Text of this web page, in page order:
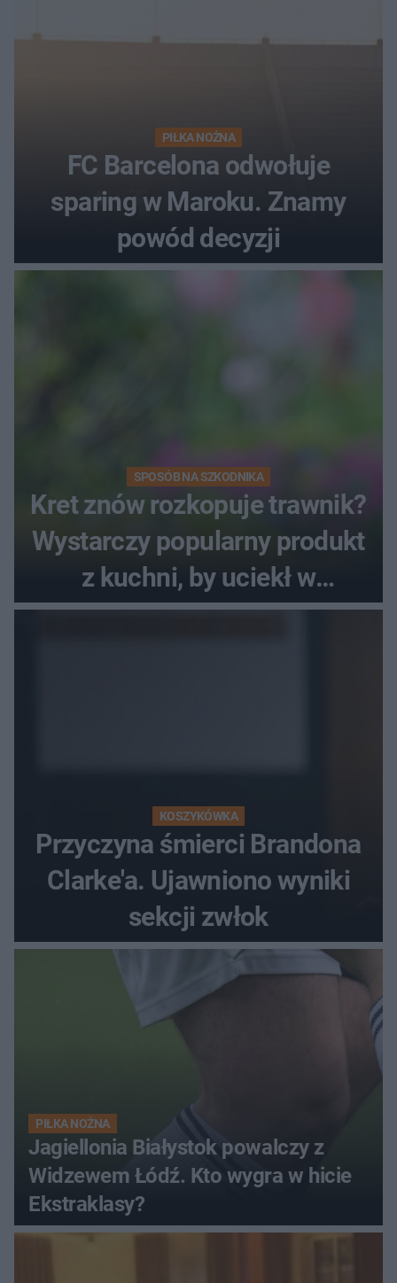
PIŁKA NOŻNA
FC Barcelona odwołuje
sparing w Maroku. Znamy
powód decyzji
SPOSÓB NA SZKODNIKA
Kret znów rozkopuje trawnik?
Wystarczy popularny produkt
z kuchni, by uciekł w
popłochu
KOSZYKÓWKA
Przyczyna śmierci Brandona
Clarke'a. Ujawniono wyniki
sekcji zwłok
PIŁKA NOŻNA
Jagiellonia Białystok powalczy z
Widzewem Łódź. Kto wygra w hicie
Ekstraklasy?